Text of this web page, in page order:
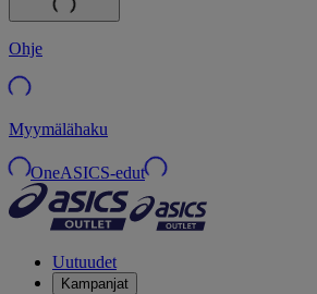
Ohje
Myymälähaku
OneASICS-edut
Uutuudet
Kampanjat